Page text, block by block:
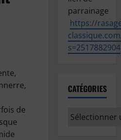
de
parrainage
https://
s=2517882904
CATÉGORIES
Catégories